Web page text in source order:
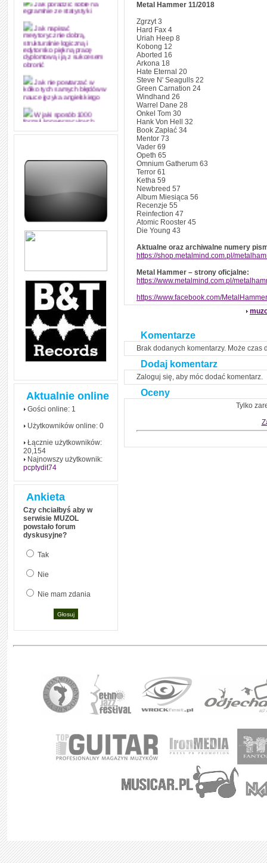
Jak poradzić sobie na
egzaminie ze statystyki
Jak napisać
merytorycznie dobrą,
strukturalnie logiczną i
edytorsko piękną pracę
dyplomową i ją z sukcesem
obronić
Jak nie powtarzać w
kółko tych samych błędów w
nauce języka angielskiego
W jaki sposób 1000
formuł konwersacyjnych
pozwoli Ci opanować język
Angielskie przyimki
zapamiętasz
zrozumiale wytłumaczył, na
czym polega mowa zależna
(reported speech) w języku
angielskim
dłużej!
Aktualnie online
Gości online: 1
Użytkowników online: 0
Łącznie użytkowników:
20,154
Najnowszy użytkownik:
pcptydit74
Ankieta
Czy chciałbyś aby w
serwisie MUZOL
powstało forum
dyskusyjne?
Tak
Nie
Nie mam zdania
Metal Hammer 11/2018
Zgrzyt 3
Hard Fax 4
Uriah Heep 8
Kobong 12
Aborted 16
Arkona 18
Hate Eternal 20
Steve N' Seagulls 22
Green Carnation 24
Windhand 26
Warrel Dane 28
Onkel Tom 30
Hank Von Hell 32
Book Zapłać 34
Mentor 73
Vader 69
Opeth 65
Omnium Gatherum 63
Terror 61
Ketha 59
Newbreed 57
Album Miesiąca 56
Recenzje 55
Reinfection 47
Atomic Rooster 45
Die Young 43
Aktualne oraz archiwalne numery
https://shop.metalmind.com.pl/
Metal Hammer – strony oficjalne:
https://www.metalmind.com.pl/
https://www.facebook.com/
Komentarze
Brak dodanych komentarzy. Może czas
Dodaj komentarz
Zaloguj się, aby móc dodać komentarz.
Oceny
Tylko